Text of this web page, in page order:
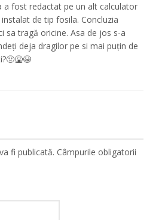
a fost redactat pe un alt calculator
de tip fosila. Concluzia
sa tragă oricine. Asa de jos s-a
deja dragilor pe si mai puțin de
fi publicată. Câmpurile obligatorii